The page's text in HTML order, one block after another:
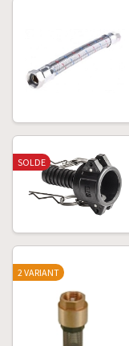
SOLDE
2 VARIANT